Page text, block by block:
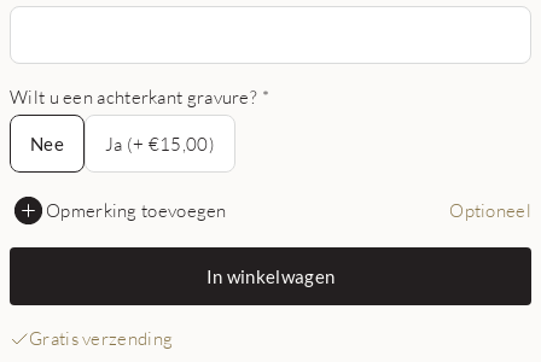
Wilt u een achterkant gravure? *
Nee
Nee
Ja (+ €15,00)
Opmerking toevoegen Optioneel
In winkelwagen
Gratis verzending